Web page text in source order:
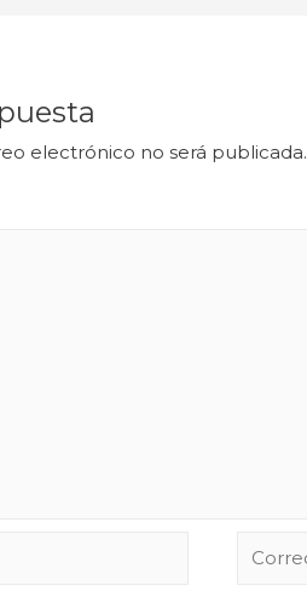
electrónico no será publicada.